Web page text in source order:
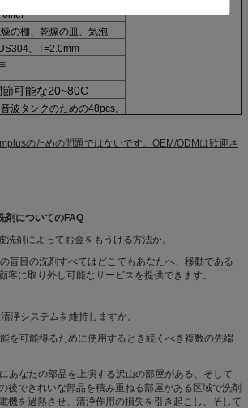
の棚、乾燥の皿、気泡
、T=2.0mm
節可能な20~80C
波タンクのための48pcs。
のための問題ではないです。OEM/ODMは歓迎さ
剤についてのFAQ
剤によってお金をもうける方法か。
盲目の洗剤すべてはどこでもあなたへ、移動である
客に取り外し可能なサービスを提供できます。
浄システムを維持しますか。
を可能得るために使用するとき続くべき複数の先端
あなたの部品を上演する沢山の部屋がある、そして
後できれいな部品を積み重ねる部屋がある区域で洗剤
機を過熱させ、清浄作用の損失を引き起こし、そして